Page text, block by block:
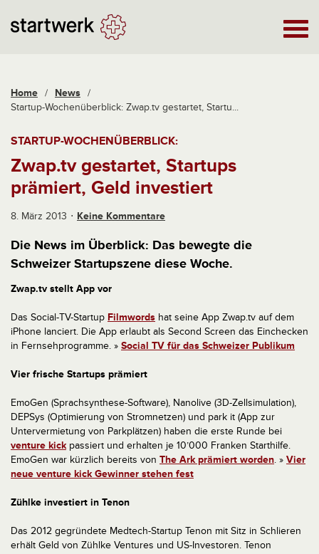
Home / News /
Startup-Wochenüberblick: Zwap.tv gestartet, Startu...
STARTUP-WOCHENÜBERBLICK:
Zwap.tv gestartet, Startups
prämiert, Geld investiert
8. März 2013 Keine Kommentare
Die News im Überblick: Das bewegte die
Schweizer Startupszene diese Woche.
Zwap.tv stellt App vor
Das Social-TV-Startup Filmwords hat seine App Zwap.tv auf dem
iPhone lanciert. Die App erlaubt als Second Screen das Einchecken
in Fernsehprogramme. » Social TV für das Schweizer Publikum
Vier frische Startups prämiert
EmoGen (Sprachsynthese-Software), Nanolive (3D-Zellsimulation),
DEPSys (Optimierung von Stromnetzen) und park it (App zur
Untervermietung von Parkplätzen) haben die erste Runde bei
venture kickpassiert und erhalten je 10’000 Franken Starthilfe.
EmoGen war kürzlich bereits von The Ark prämiert worden. » Vier
neue venture kick Gewinner stehen fest
Zühlke investiert in Tenon
Das 2012 gegründete Medtech-Startup Tenon mit Sitz in Schlieren
erhält Geld von Zühlke Ventures und US-Investoren. Tenon